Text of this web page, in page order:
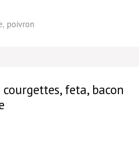
, poivron
feta, bacon